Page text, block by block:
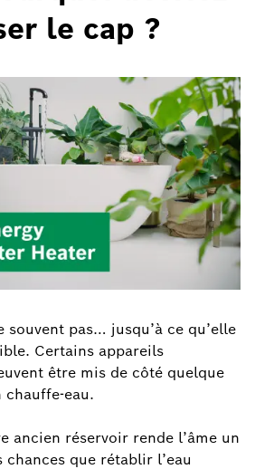
le cap ?
souvent pas… jusqu’à ce qu’elle
Certains appareils
être mis de côté quelque
chauffe-eau.
ancien réservoir rende l’âme un
que rétablir l’eau